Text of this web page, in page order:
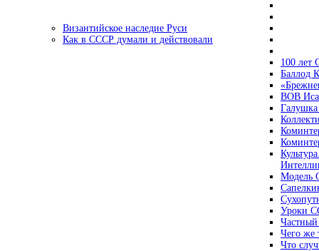
Византийское наследие Руси
Как в СССР думали и действовали
100 лет
Баллод
ВОВ
Модель
Уроки
Чего же
Что